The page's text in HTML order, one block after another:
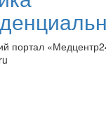
портал